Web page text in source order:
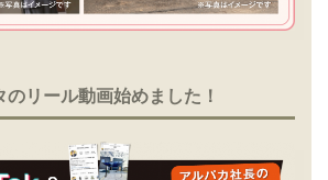
リール動画始めました！